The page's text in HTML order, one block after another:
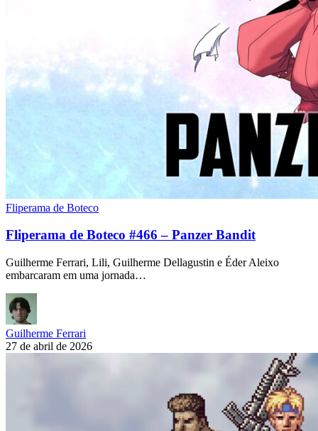
Fliperama de Boteco
Fliperama de Boteco #466 – Panzer Bandit
Guilherme Ferrari, Lili, Guilherme Dellagustin e Éder Aleixo
embarcaram em uma jornada…
Guilherme Ferrari
27 de abril de 2026